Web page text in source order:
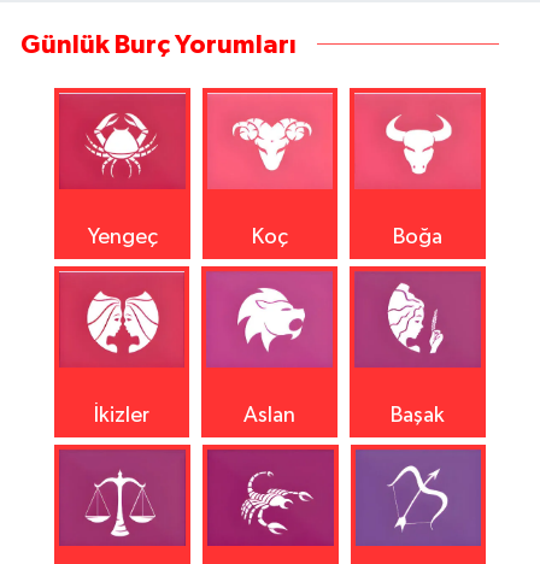
Günlük Burç Yorumları
Yengeç Koç Boğa
İkizler Aslan Başak